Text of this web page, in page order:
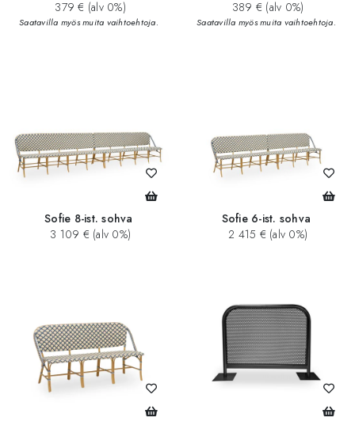
379 € (alv 0%)
Saatavilla myös muita vaihtoehtoja.
389 € (alv 0%)
Saatavilla myös muita vaihtoehtoja.
Sofie 8-ist. sohva
3 109 € (alv 0%)
Sofie 6-ist. sohva
2 415 € (alv 0%)